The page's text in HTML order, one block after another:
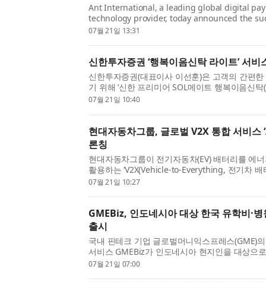
Ant International, a leading global digital
technology provider, today announced the
financing of approximately US$1.2 billion. E...
07월 21일 13:31
신한투자증권 ‘행복이음신탁 라이트’ 서비
신한투자증권(대표이사 이선훈)은 고객의 간편
기 위해 ‘신한 프리미어 SOL메이트 행복이음신탁
출시했다고 21일 밝혔다. ‘행복이음신탁(라이트
07월 21일 10:40
현대자동차그룹, 글로벌 V2X 통합 서비스
론칭
현대자동차그룹이 전기자동차(EV) 배터리를 에
활용하는 ‘V2X(Vehicle-to-Everything, 전기차
활용 및 연계)’ 서비스를 글로벌 통합 론칭하며,
07월 21일 10:27
GMEBiz, 인도네시아 대상 한국 유학비·
출시
국내 핀테크 기업 글로벌머니익스프레스(GME)
서비스 GMEBiz가 인도네시아 현지인을 대상으
·의료 목적으로 한국의 학비, 병원비를 납부해야
07월 21일 07:00